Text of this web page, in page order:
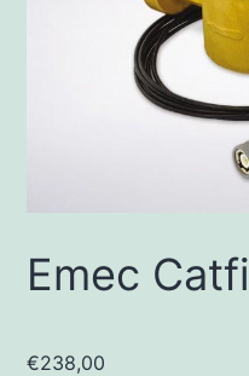
Emec Catfi
€238,00